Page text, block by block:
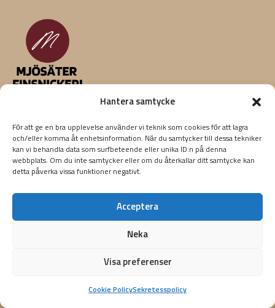
Hantera samtycke
För att ge en bra upplevelse använder vi teknik som cookies för att lagra
och/eller komma åt enhetsinformation. När du samtycker till dessa tekniker
kan vi behandla data som surfbeteende eller unika ID:n på denna
webbplats. Om du inte samtycker eller om du återkallar ditt samtycke kan
detta påverka vissa funktioner negativt.
Acceptera
Neka
Visa preferenser
Cookie PolicySekretesspolicy
Finsnickeri
Möbelsnickare
Möbelsnickeri
Möbeltillverkare
Nå ut till oss